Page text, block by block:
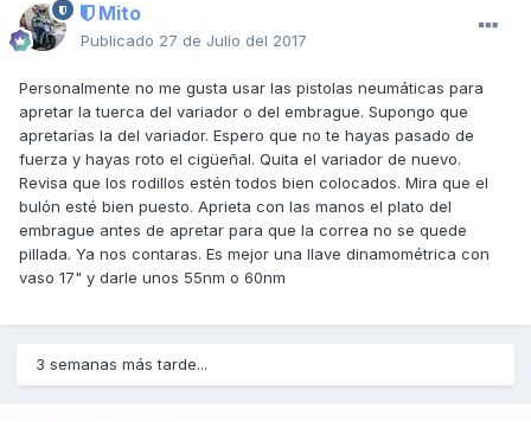
Mito
Publicado 27 de Julio del 2017
Personalmente no me gusta usar las pistolas neumáticas para
apretar la tuerca del variador o del embrague. Supongo que
apretarías la del variador. Espero que no te hayas pasado de
fuerza y hayas roto el cigüeñal. Quita el variador de nuevo.
Revisa que los rodillos estén todos bien colocados. Mira que el
bulón esté bien puesto. Aprieta con las manos el plato del
embrague antes de apretar para que la correa no se quede
pillada. Ya nos contaras. Es mejor una llave dinamométrica con
vaso 17" y darle unos 55nm o 60nm
3 semanas más tarde...